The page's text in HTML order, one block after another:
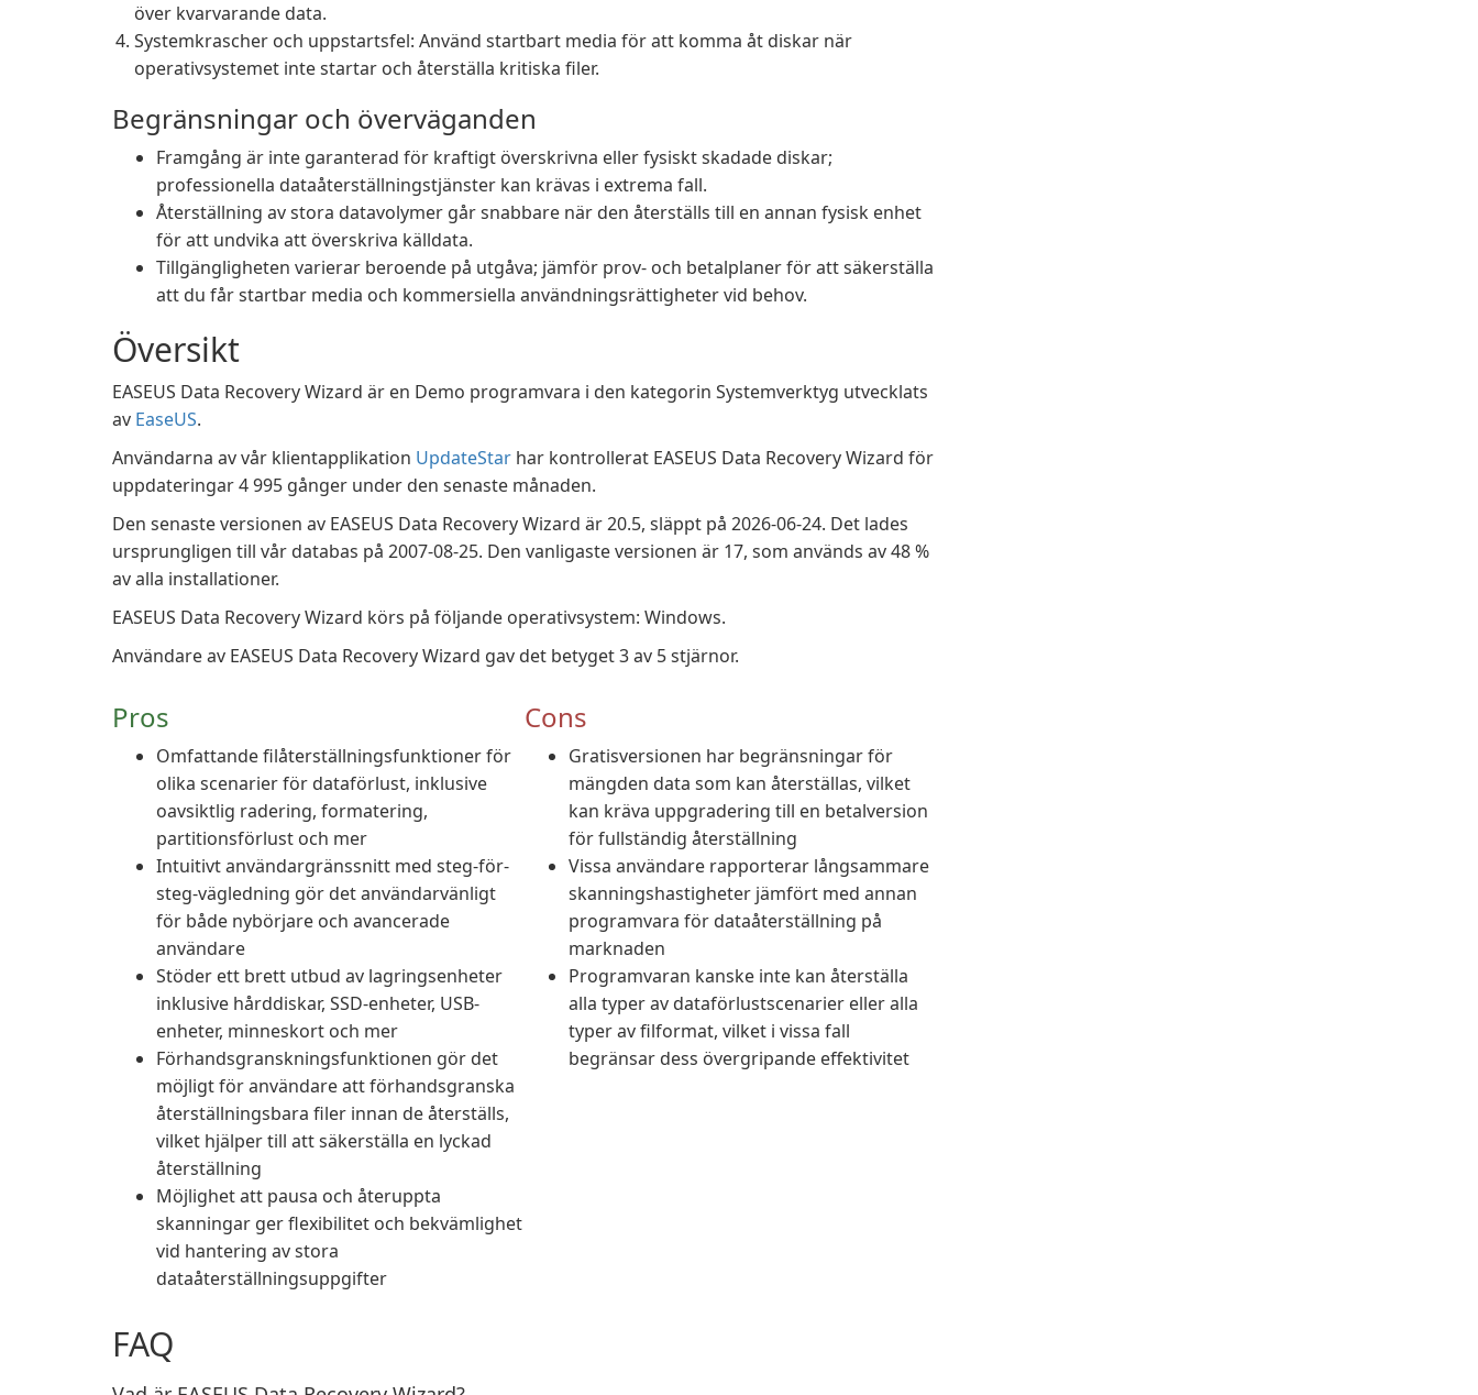
över kvarvarande data.
Systemkrascher och uppstartsfel: Använd startbart media för att komma åt diskar när
operativsystemet inte startar och återställa kritiska filer.
Begränsningar och överväganden
Framgång är inte garanterad för kraftigt överskrivna eller fysiskt skadade diskar;
professionella dataåterställningstjänster kan krävas i extrema fall.
Återställning av stora datavolymer går snabbare när den återställs till en annan fysisk enhet
för att undvika att överskriva källdata.
Tillgängligheten varierar beroende på utgåva; jämför prov- och betalplaner för att säkerställa
att du får startbar media och kommersiella användningsrättigheter vid behov.
Översikt
EASEUS Data Recovery Wizard är en Demo programvara i den kategorin Systemverktyg utvecklats
av EaseUS.
Användarna av vår klientapplikation UpdateStar har kontrollerat EASEUS Data Recovery Wizard för
uppdateringar 4 995 gånger under den senaste månaden.
Den senaste versionen av EASEUS Data Recovery Wizard är 20.5, släppt på 2026-06-24. Det lades
ursprungligen till vår databas på 2007-08-25. Den vanligaste versionen är 17, som används av 48 %
av alla installationer.
EASEUS Data Recovery Wizard körs på följande operativsystem: Windows.
Användare av EASEUS Data Recovery Wizard gav det betyget 3 av 5 stjärnor.
Pros
Omfattande filåterställningsfunktioner för
olika scenarier för dataförlust, inklusive
oavsiktlig radering, formatering,
partitionsförlust och mer
Intuitivt användargränssnitt med steg-för-
steg-vägledning gör det användarvänligt
för både nybörjare och avancerade
användare
Stöder ett brett utbud av lagringsenheter
inklusive hårddiskar, SSD-enheter, USB-
enheter, minneskort och mer
Förhandsgranskningsfunktionen gör det
möjligt för användare att förhandsgranska
återställningsbara filer innan de återställs,
vilket hjälper till att säkerställa en lyckad
återställning
Möjlighet att pausa och återuppta
skanningar ger flexibilitet och bekvämlighet
vid hantering av stora
dataåterställningsuppgifter
Cons
Gratisversionen har begränsningar för
mängden data som kan återställas, vilket
kan kräva uppgradering till en betalversion
för fullständig återställning
Vissa användare rapporterar långsammare
skanningshastigheter jämfört med annan
programvara för dataåterställning på
marknaden
Programvaran kanske inte kan återställa
alla typer av dataförlustscenarier eller alla
typer av filformat, vilket i vissa fall
begränsar dess övergripande effektivitet
FAQ